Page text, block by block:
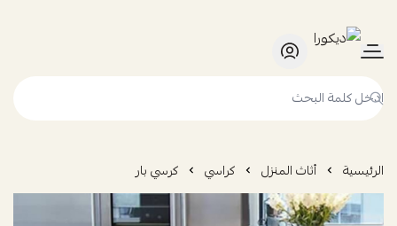
ديكورا
الرئيسية أثاث المنزل كراسي كرسي بار